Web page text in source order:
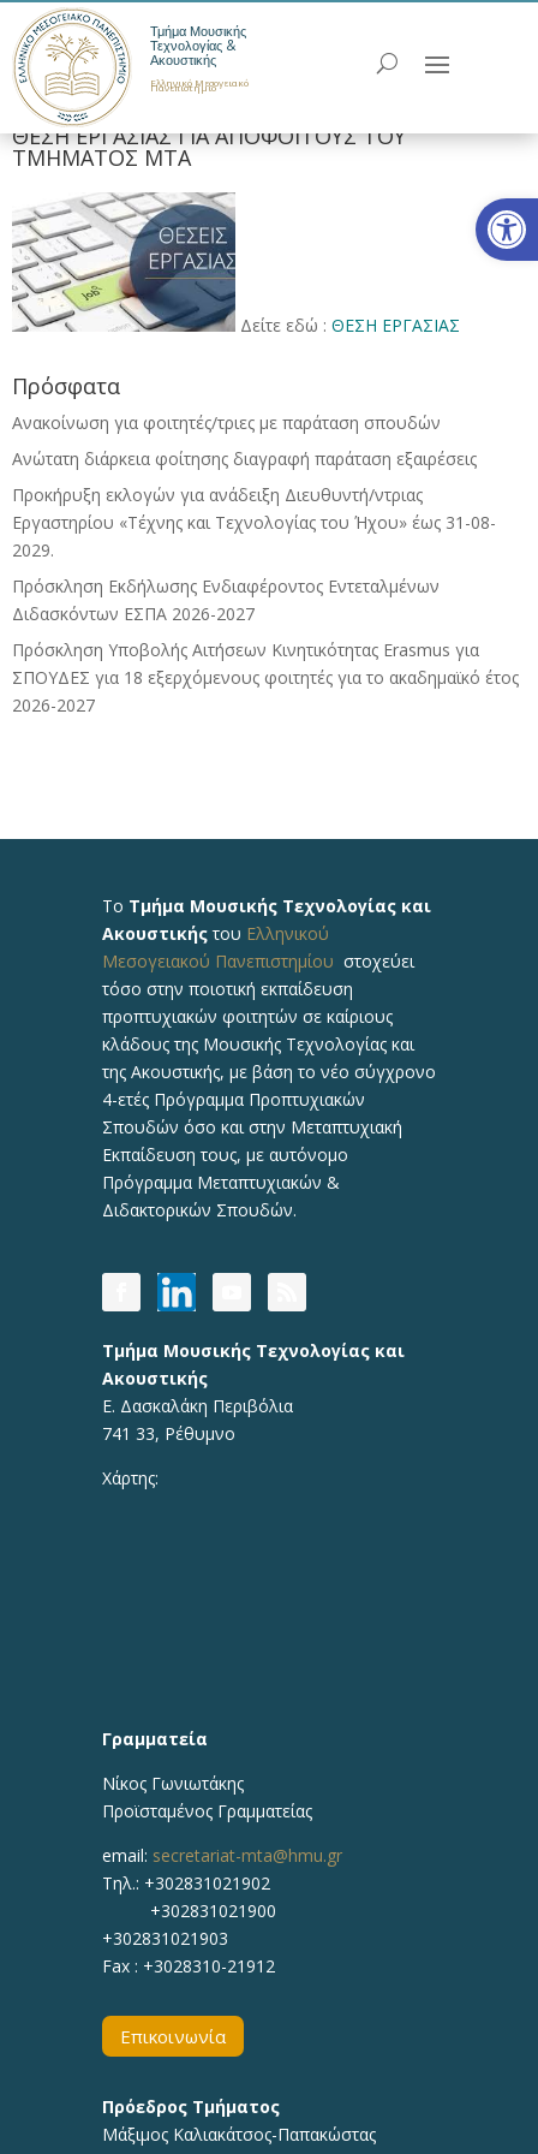
Τμήμα Μουσικής
Τεχνολογίας &
Ακουστικής
Ελληνικό Μεσογειακό
Πανεπιστήμιο
ΘΕΣΗ ΕΡΓΑΣΙΑΣ ΓΙΑ ΑΠΟΦΟΙΤΟΥΣ ΤΟΥ
ΤΜΗΜΑΤΟΣ ΜΤΑ
Δείτε εδώ : ΘΕΣΗ ΕΡΓΑΣΙΑΣ
Πρόσφατα
Ανακοίνωση για φοιτητές/τριες με παράταση σπουδών
Ανώτατη διάρκεια φοίτησης διαγραφή παράταση εξαιρέσεις
Προκήρυξη εκλογών για ανάδειξη Διευθυντή/ντριας
Εργαστηρίου «Τέχνης και Τεχνολογίας του Ήχου» έως 31-08-
2029.
Πρόσκληση Εκδήλωσης Ενδιαφέροντος Εντεταλμένων
Διδασκόντων ΕΣΠΑ 2026-2027
Πρόσκληση Υποβολής Αιτήσεων Κινητικότητας Erasmus για
ΣΠΟΥΔΕΣ για 18 εξερχόμενους φοιτητές για το ακαδημαϊκό έτος
2026-2027
Το Τμήμα Μουσικής Τεχνολογίας και
Ακουστικήςτου Ελληνικού
Μεσογειακού Πανεπιστημίου στοχεύει
τόσο στην ποιοτική εκπαίδευση
προπτυχιακών φοιτητών σε καίριους
κλάδους της Μουσικής Τεχνολογίας και
της Ακουστικής, με βάση το νέο σύγχρονο
4-ετές Πρόγραμμα Προπτυχιακών
Σπουδών όσο και στην Μεταπτυχιακή
Εκπαίδευση τους, με αυτόνομο
Πρόγραμμα Μεταπτυχιακών &
Διδακτορικών Σπουδών.
Τμήμα Μουσικής Τεχνολογίας και
Ακουστικής
Ε. Δασκαλάκη Περιβόλια
741 33, Ρέθυμνο
Χάρτης:
Γραμματεία
Νίκος Γωνιωτάκης
Προϊσταμένος Γραμματείας
email: secretariat-mta@hmu.gr
Τηλ.: +302831021902
+302831021900
+302831021903
Fax : +3028310-21912
Επικοινωνία
Πρόεδρος Τμήματος
Μάξιμος Καλιακάτσος-Παπακώστας